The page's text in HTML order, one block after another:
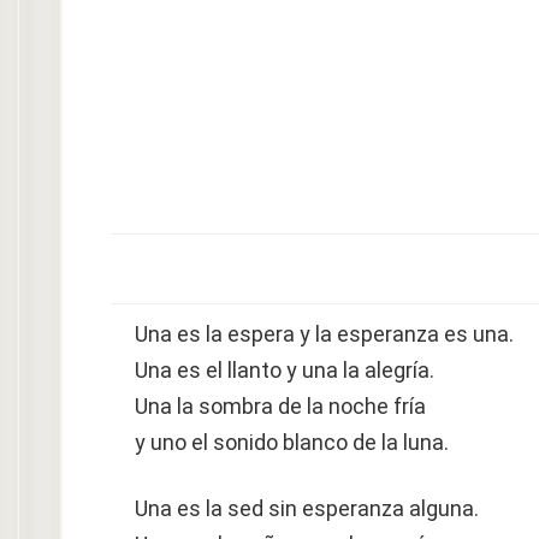
Una es la espera y la esperanza es una.
Una es el llanto y una la alegría.
Una la sombra de la noche fría
y uno el sonido blanco de la luna.
Una es la sed sin esperanza alguna.